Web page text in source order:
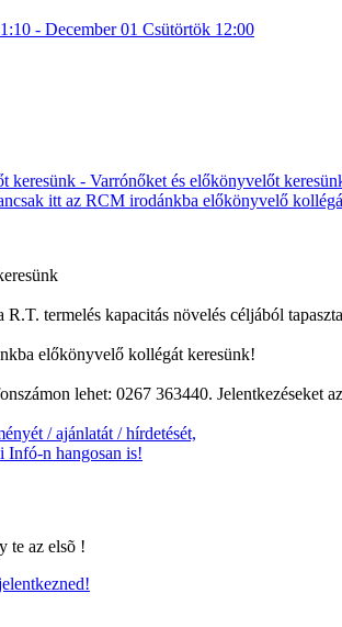
- December 01 Csütörtök 12:00
R.T. termelés kapacitás növelés céljából
előkönyvelő kollégát keresünk!
lehet: 0267 363440. Jelentkezéseket
/ ajánlatát / hírdetését,
Infó-n hangosan is!
te az elsõ !